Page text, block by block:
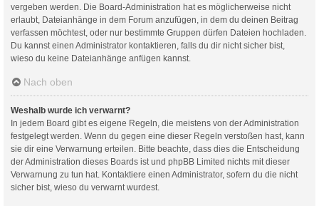
vergeben werden. Die Board-Administration hat es möglicherweise nicht
erlaubt, Dateianhänge in dem Forum anzufügen, in dem du deinen Beitrag
verfassen möchtest, oder nur bestimmte Gruppen dürfen Dateien hochladen.
Du kannst einen Administrator kontaktieren, falls du dir nicht sicher bist,
wieso du keine Dateianhänge anfügen kannst.
Nach oben
Weshalb wurde ich verwarnt?
In jedem Board gibt es eigene Regeln, die meistens von der Administration
festgelegt werden. Wenn du gegen eine dieser Regeln verstoßen hast, kann
sie dir eine Verwarnung erteilen. Bitte beachte, dass dies die Entscheidung
der Administration dieses Boards ist und phpBB Limited nichts mit dieser
Verwarnung zu tun hat. Kontaktiere einen Administrator, sofern du die nicht
sicher bist, wieso du verwarnt wurdest.